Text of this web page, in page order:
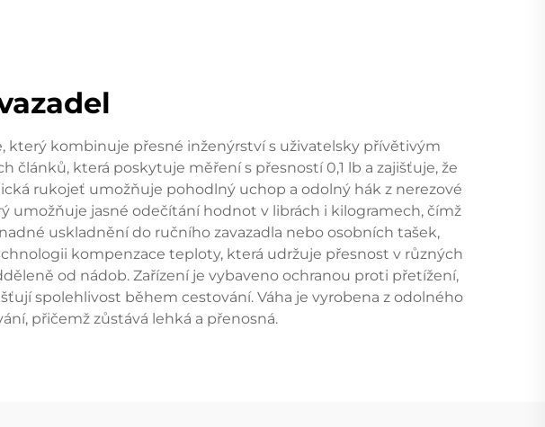
který kombinuje přesné inženýrství s uživatelsky přívětivým
která poskytuje měření s přesností 0,1 lb a zajišťuje, že
rukojeť umožňuje pohodlný uchop a odolný hák z nerezové
umožňuje jasné odečítání hodnot v librách i kilogramech, čímž
uskladnění do ručního zavazadla nebo osobních tašek,
kompenzace teploty, která udržuje přesnost v různých
od nádob. Zařízení je vybaveno ochranou proti přetížení,
spolehlivost během cestování. Váha je vyrobena z odolného
přičemž zůstává lehká a přenosná.